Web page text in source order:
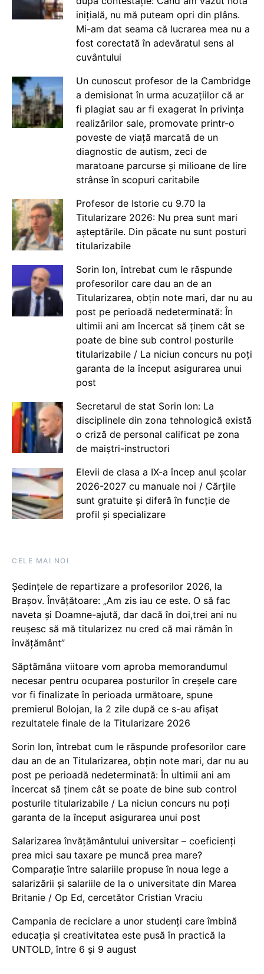
inițială, nu mă puteam opri din plâns.
Mi-am dat seama că lucrarea mea nu a
fost corectată în adevăratul sens al
cuvântului
Un cunoscut profesor de la Cambridge
a demisionat în urma acuzațiilor că ar
fi plagiat sau ar fi exagerat în privința
realizărilor sale, promovate printr-o
poveste de viață marcată de un
diagnostic de autism, zeci de
maratoane parcurse și milioane de lire
strânse în scopuri caritabile
Profesor de Istorie cu 9.70 la
Titularizare 2026: Nu prea sunt mari
așteptările. Din păcate nu sunt posturi
titularizabile
Sorin Ion, întrebat cum le răspunde
profesorilor care dau an de an
Titularizarea, obțin note mari, dar nu au
post pe perioadă nedeterminată: În
ultimii ani am încercat să ținem cât se
poate de bine sub control posturile
titularizabile / La niciun concurs nu poți
garanta de la început asigurarea unui
post
Secretarul de stat Sorin Ion: La
disciplinele din zona tehnologică există
o criză de personal calificat pe zona
de maiștri-instructori
Elevii de clasa a IX-a încep anul școlar
2026-2027 cu manuale noi / Cărțile
sunt gratuite și diferă în funcție de
profil și specializare
CELE MAI NOI
Ședințele de repartizare a profesorilor 2026, la
Brașov. Învățătoare: „Am zis iau ce este. O să fac
naveta și Doamne-ajută, dar dacă în doi,trei ani nu
reușesc să mă titularizez nu cred că mai rămân în
învățământ”
Săptămâna viitoare vom aproba memorandumul
necesar pentru ocuparea posturilor în creșele care
vor fi finalizate în perioada următoare, spune
premierul Bolojan, la 2 zile după ce s-au afișat
rezultatele finale de la Titularizare 2026
Sorin Ion, întrebat cum le răspunde profesorilor care
dau an de an Titularizarea, obțin note mari, dar nu au
post pe perioadă nedeterminată: În ultimii ani am
încercat să ținem cât se poate de bine sub control
posturile titularizabile / La niciun concurs nu poți
garanta de la început asigurarea unui post
Salarizarea învățământului universitar – coeficienți
prea mici sau taxare pe muncă prea mare?
Comparație între salariile propuse în noua lege a
salarizării și salariile de la o universitate din Marea
Britanie / Op Ed, cercetător Cristian Vraciu
Campania de reciclare a unor studenți care îmbină
educația și creativitatea este pusă în practică la
UNTOLD, între 6 și 9 august